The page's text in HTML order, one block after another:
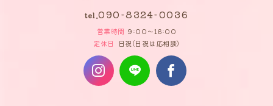
tel.090-8324-0036
営業時間 9:00～16:00
定休日
日祝(日祝は応相談)